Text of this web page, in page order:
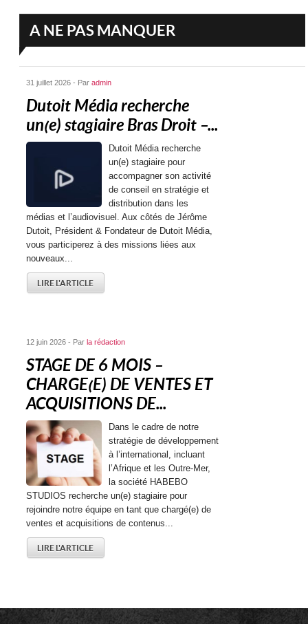
A NE PAS MANQUER
31 juillet 2026 - Paradmin
Dutoit Média recherche
un(e) stagiaire Bras Droit –...
Dutoit Média recherche
un(e) stagiaire pour
accompagner son activité
de conseil en stratégie et
distribution dans les
médias et l’audiovisuel. Aux côtés de Jérôme
Dutoit, Président & Fondateur de Dutoit Média,
vous participerez à des missions liées aux
nouveaux...
LIRE L'ARTICLE
12 juin 2026 - Par la rédaction
STAGE DE 6 MOIS –
CHARGE(E) DE VENTES ET
ACQUISITIONS DE...
Dans le cadre de notre
stratégie de développement
à l’international, incluant
l’Afrique et les Outre-Mer,
la société HABEBO
STUDIOS recherche un(e) stagiaire pour
rejoindre notre équipe en tant que chargé(e) de
ventes et acquisitions de contenus...
LIRE L'ARTICLE